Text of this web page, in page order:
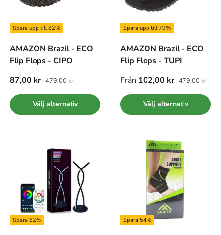
Spara upp till 82%
AMAZON Brazil - ECO
Flip Flops - CIPO
87,00 kr 479,00 kr
Välj alternativ
Spara upp till 79%
AMAZON Brazil - ECO
Flip Flops - TUPI
Från 102,00 kr 479,00 kr
Välj alternativ
Spara 62% Spara 54%